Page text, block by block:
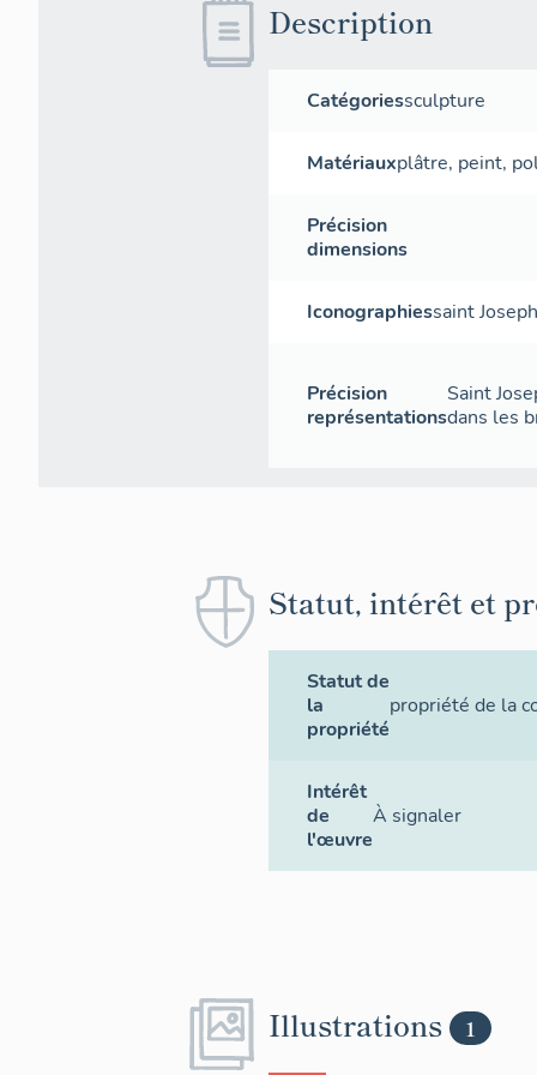
Description
Catégoriessculpture
Matériauxplâtre, peint,
Précision
dimensions
Iconographiessaint Joseph
Précision
représentations
Saint
dans les
Statut, intérêt et
Statut de
la
propriété
propriété de la
Intérêt
de
l'œuvre
À signaler
Illustrations 1